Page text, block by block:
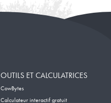
OUTILS ET CALCULATRICES
CowBytes
Calculateur interactif gratuit